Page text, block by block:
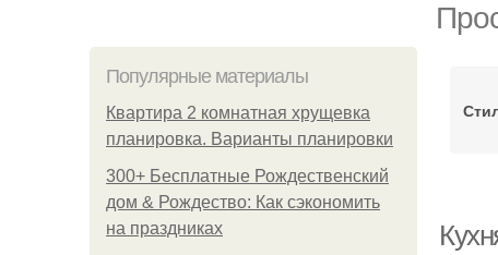
Популярные материалы
Квартира 2 комнатная хрущевка
планировка. Варианты планировки
300+ Бесплатные Рождественский
дом & Рождество: Как сэкономить
на праздниках